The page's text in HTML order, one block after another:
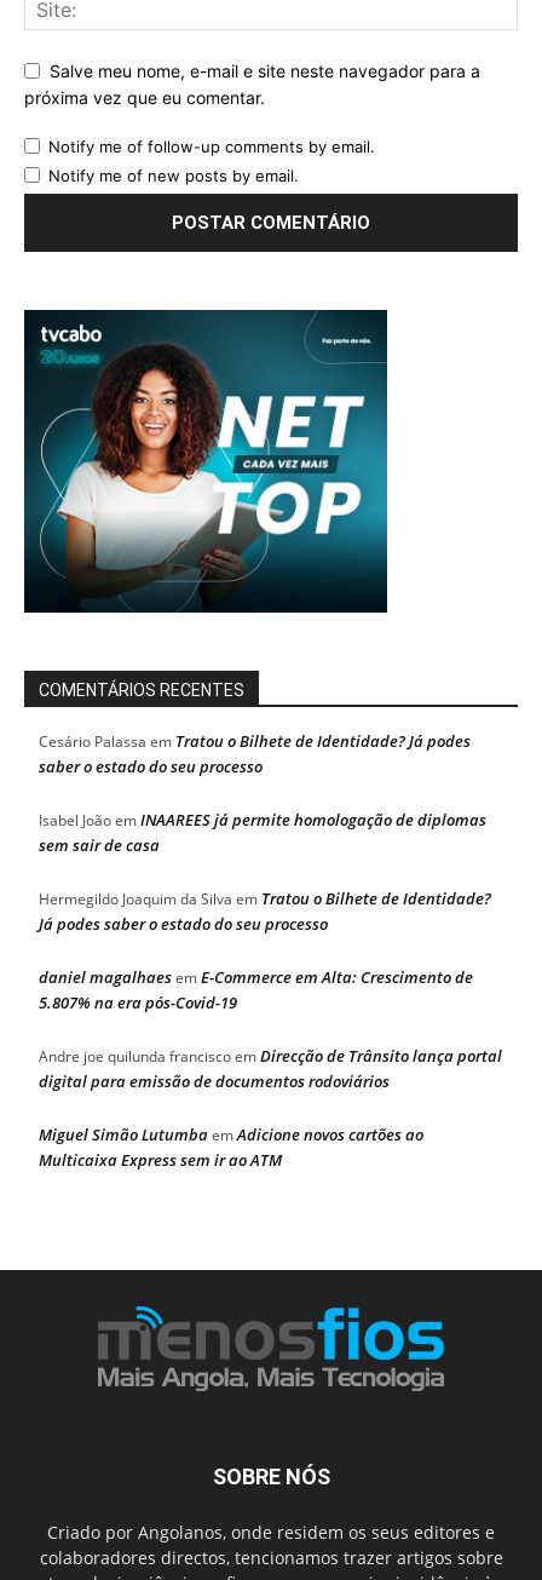
Salve meu nome, e-mail e site neste navegador para a
próxima vez que eu comentar.
Notify me of follow-up comments by email.
Notify me of new posts by email.
COMENTÁRIOS RECENTES
Cesário Palassa em Tratou o Bilhete de Identidade? Já podes
saber o estado do seu processo
Isabel JoãoemINAAREES já permite homologação de diplomas
sem sair de casa
Hermegildo Joaquim da Silva em Tratou o Bilhete de Identidade?
Já podes saber o estado do seu processo
daniel magalhaesemE-Commerce em Alta: Crescimento de
5.807% na era pós-Covid-19
Andre joe quilunda franciscoemDirecção de Trânsito lança portal
digital para emissão de documentos rodoviários
Miguel Simão LutumbaemAdicione novos cartões ao
Multicaixa Express sem ir ao ATM
SOBRE NÓS
Criado por Angolanos, onde residem os seus editores e
colaboradores directos, tencionamos trazer artigos sobre